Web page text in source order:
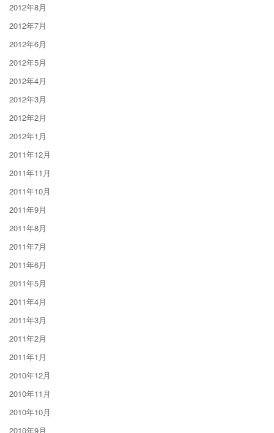
2012年8月
2012年7月
2012年6月
2012年5月
2012年4月
2012年3月
2012年2月
2012年1月
2011年12月
2011年11月
2011年10月
2011年9月
2011年8月
2011年7月
2011年6月
2011年5月
2011年4月
2011年3月
2011年2月
2011年1月
2010年12月
2010年11月
2010年10月
2010年9月